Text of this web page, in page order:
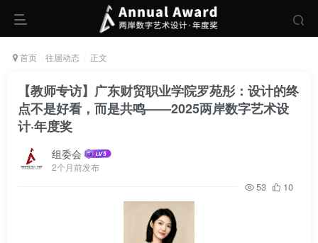
首页 往届动态 正文
【教师专访】广东财贸职业学院罗苑彤：设计的终
点不是好看，而是共鸣——2025两岸数字艺术设
计·年度奖
组委会
2个月前发布
53 10